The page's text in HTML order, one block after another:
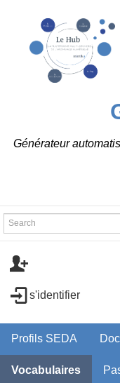
Générateur
s'identifier
Profils SEDA
Vocabulaires